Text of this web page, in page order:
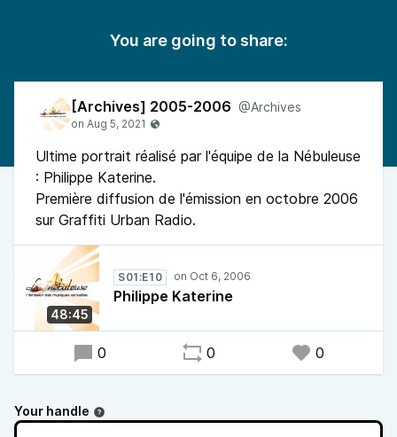
You are going to share:
[Archives] 2005-2006 @Archives
Ultime portrait réalisé par l'équipe de la Nébuleuse
: Philippe Katerine.
Première diffusion de l'émission en octobre 2006
sur Graffiti Urban Radio.
48:45
S01:E10
Philippe Katerine
0 0 0
Your handle